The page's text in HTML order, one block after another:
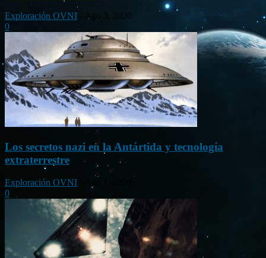
Exploración OVNI - Ago 3, 2020
0
Los secretos nazi en la Antártida y tecnología
extraterrestre
Exploración OVNI
0